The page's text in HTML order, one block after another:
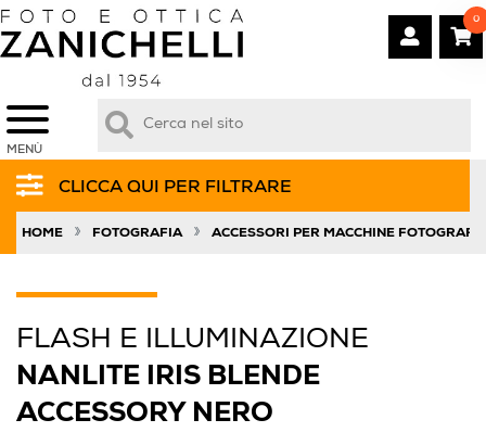
MENÙ
0
CLICCA QUI PER FILTRARE
HOME » FOTOGRAFIA » ACCESSORI PER MACCHINE
FLASH E ILLUMINAZIONE
NANLITE IRIS BLENDE
ACCESSORY NERO